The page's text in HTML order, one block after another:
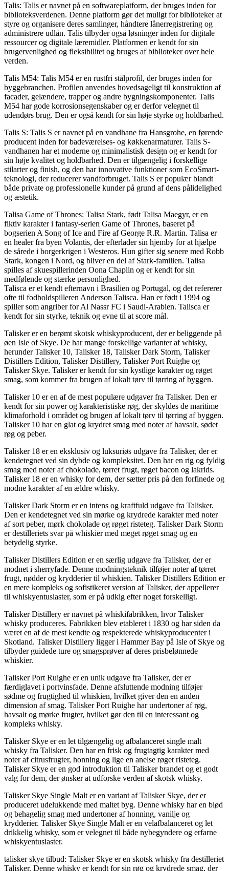
Talis: Talis er navnet på en softwareplatform, der bruges inden for
biblioteksverdenen. Denne platform gør det muligt for biblioteker at
styre og organisere deres samlinger, håndtere lånerregistrering og
administrere udlån. Talis tilbyder også løsninger inden for digitale
ressourcer og digitale læremidler. Platformen er kendt for sin
brugervenlighed og fleksibilitet og bruges af biblioteker over hele
verden.
Talis M54: Talis M54 er en rustfri stålprofil, der bruges inden for
byggebranchen. Profilen anvendes hovedsageligt til konstruktion af
facader, gelændere, trapper og andre bygningskomponenter. Talis
M54 har gode korrosionsegenskaber og er derfor velegnet til
udendørs brug. Den er også kendt for sin høje styrke og holdbarhed.
Talis S: Talis S er navnet på en vandhane fra Hansgrohe, en førende
producent inden for badeværelses- og køkkenarmaturer. Talis S-
vandhanen har et moderne og minimalistisk design og er kendt for
sin høje kvalitet og holdbarhed. Den er tilgængelig i forskellige
stilarter og finish, og den har innovative funktioner som EcoSmart-
teknologi, der reducerer vandforbruget. Talis S er populær blandt
både private og professionelle kunder på grund af dens pålidelighed
og æstetik.
Talisa Game of Thrones: Talisa Stark, født Talisa Maegyr, er en
fiktiv karakter i fantasy-serien Game of Thrones, baseret på
bogserien A Song of Ice and Fire af George R.R. Martin. Talisa er
en healer fra byen Volantis, der efterlader sin hjemby for at hjælpe
de sårede i borgerkrigen i Westeros. Hun gifter sig senere med Robb
Stark, kongen i Nord, og bliver en del af Stark-familien. Talisa
spilles af skuespillerinden Oona Chaplin og er kendt for sin
medfølende og stærke personlighed.
Talisca er et kendt efternavn i Brasilien og Portugal, og det refererer
ofte til fodboldspilleren Anderson Talisca. Han er født i 1994 og
spiller som angriber for Al Nassr FC i Saudi-Arabien. Talisca er
kendt for sin styrke, teknik og evne til at score mål.
Talisker er en berømt skotsk whiskyproducent, der er beliggende på
øen Isle of Skye. De har mange forskellige varianter af whisky,
herunder Talisker 10, Talisker 18, Talisker Dark Storm, Talisker
Distillers Edition, Talisker Distillery, Talisker Port Ruighe og
Talisker Skye. Talisker er kendt for sin kystlige karakter og røget
smag, som kommer fra brugen af ​​lokalt tørv til tørring af byggen.
Talisker 10 er en af ​​de mest populære udgaver fra Talisker. Den er
kendt for sin power og karakteristiske røg, der skyldes de maritime
klimaforhold i området og brugen af ​​lokalt tørv til tørring af byggen.
Talisker 10 har en glat og krydret smag med noter af havsalt, sødet
røg og peber.
Talisker 18 er en eksklusiv og luksuriøs udgave fra Talisker, der er
kendetegnet ved sin dybde og kompleksitet. Den har en rig og fyldig
smag med noter af chokolade, tørret frugt, røget bacon og lakrids.
Talisker 18 er en whisky for dem, der sætter pris på den forfinede og
modne karakter af en ældre whisky.
Talisker Dark Storm er en intens og kraftfuld udgave fra Talisker.
Den er kendetegnet ved sin mørke og krydrede karakter med noter
af sort peber, mørk chokolade og røget risteteg. Talisker Dark Storm
er destilleriets svar på whiskier med meget røget smag og en
betydelig styrke.
Talisker Distillers Edition er en særlig udgave fra Talisker, der er
modnet i sherryfade. Denne modningsteknik tilføjer noter af tørret
frugt, nødder og krydderier til whiskien. Talisker Distillers Edition er
en mere kompleks og sofistikeret version af Talisker, der appellerer
til whiskyentusiaster, som er på udkig efter noget forskelligt.
Talisker Distillery er navnet på whiskifabrikken, hvor Talisker
whisky produceres. Fabrikken blev etableret i 1830 og har siden da
været en af ​​de mest kendte og respekterede whiskyproducenter i
Skotland. Talisker Distillery ligger i Hammer Bay på Isle of Skye og
tilbyder guidede ture og smagsprøver af deres prisbelønnede
whiskier.
Talisker Port Ruighe er en unik udgave fra Talisker, der er
færdiglavet i portvinsfade. Denne afsluttende modning tilføjer
sødme og frugtighed til whiskien, hvilket giver den en anden
dimension af smag. Talisker Port Ruighe har undertoner af røg,
havsalt og mørke frugter, hvilket gør den til en interessant og
kompleks whisky.
Talisker Skye er en let tilgængelig og afbalanceret single malt
whisky fra Talisker. Den har en frisk og frugtagtig karakter med
noter af citrusfrugter, honning og lige en anelse røget risteteg.
Talisker Skye er en god introduktion til Talisker brandet og et godt
valg for dem, der ønsker at udforske verden af ​​skotsk whisky.
Talisker Skye Single Malt er en variant af Talisker Skye, der er
produceret udelukkende med maltet byg. Denne whisky har en blød
og behagelig smag med undertoner af honning, vanilje og
krydderier. Talisker Skye Single Malt er en velafbalanceret og let
drikkelig whisky, som er velegnet til både nybegyndere og erfarne
whiskyentusiaster.
talisker skye tilbud: Talisker Skye er en skotsk whisky fra destilleriet
Talisker. Denne whisky er kendt for sin røg og krydrede smag, der